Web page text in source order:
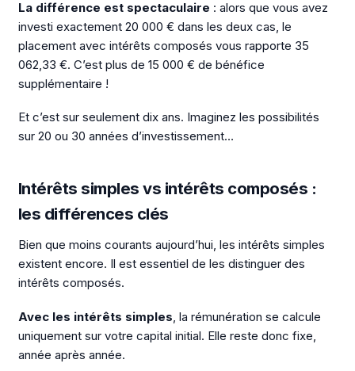
La différence est spectaculaire : alors que vous avez
investi exactement 20 000 € dans les deux cas, le
placement avec intérêts composés vous rapporte 35
062,33 €. C’est plus de 15 000 € de bénéfice
supplémentaire !
Et c’est sur seulement dix ans. Imaginez les possibilités
sur 20 ou 30 années d’investissement…
Intérêts simples vs intérêts composés :
les différences clés
Bien que moins courants aujourd’hui, les intérêts simples
existent encore. Il est essentiel de les distinguer des
intérêts composés.
Avec les intérêts simples , la rémunération se calcule
uniquement sur votre capital initial. Elle reste donc fixe,
année après année.